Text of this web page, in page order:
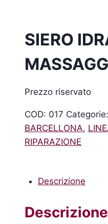
SIERO
Prezzo riservato
COD: 017 Categorie:
BARCELLONA,
RIPARAZIONE
Descrizione
Descrizione